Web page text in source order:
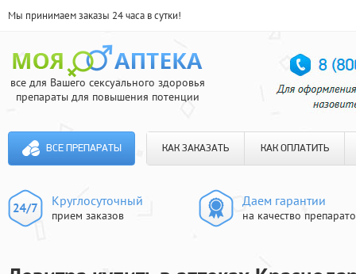
Мы принимаем заказы 24 часа в сутки!
все для Вашего сексуального здоровья
препараты для повышения потенции
ВСЕ ПРЕПАРАТЫ КАК ЗАКАЗАТЬ КАК ОПЛАТИТЬ
Круглосуточный
прием заказов
Даем гарантии
на качество